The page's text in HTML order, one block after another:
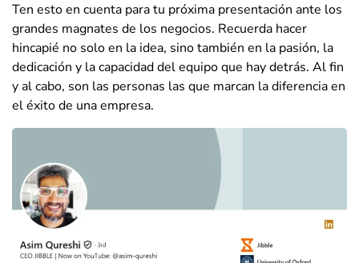
Ten esto en cuenta para tu próxima presentación ante los
grandes magnates de los negocios. Recuerda hacer
hincapié no solo en la idea, sino también en la pasión, la
dedicación y la capacidad del equipo que hay detrás. Al fin
y al cabo, son las personas las que marcan la diferencia en
el éxito de una empresa.